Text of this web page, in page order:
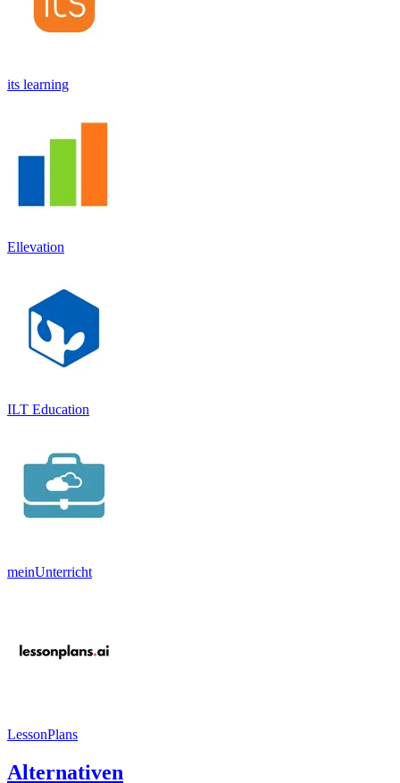
its learning
Ellevation
ILT Education
meinUnterricht
LessonPlans
Alternativen